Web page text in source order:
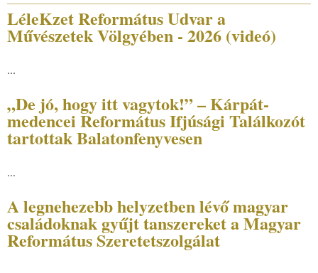
LéleKzet Református Udvar a
Művészetek Völgyében - 2026 (videó)
...
„De jó, hogy itt vagytok!” – Kárpát-
medencei Református Ifjúsági Találkozót
tartottak Balatonfenyvesen
...
A legnehezebb helyzetben lévő magyar
családoknak gyűjt tanszereket a Magyar
Református Szeretetszolgálat